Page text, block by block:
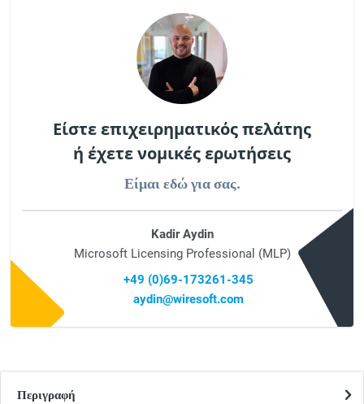
Είστε επιχειρηματικός πελάτης
ή έχετε νομικές ερωτήσεις
Είμαι εδώ για σας.
Kadir Aydin
Microsoft Licensing Professional (MLP)
+49 (0)69-173261-345
aydin@wiresoft.com
Περιγραφή